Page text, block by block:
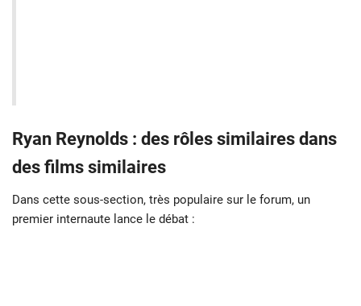
Ryan Reynolds : des rôles similaires dans
des films similaires
Dans cette sous-section, très populaire sur le forum, un
premier internaute lance le débat :